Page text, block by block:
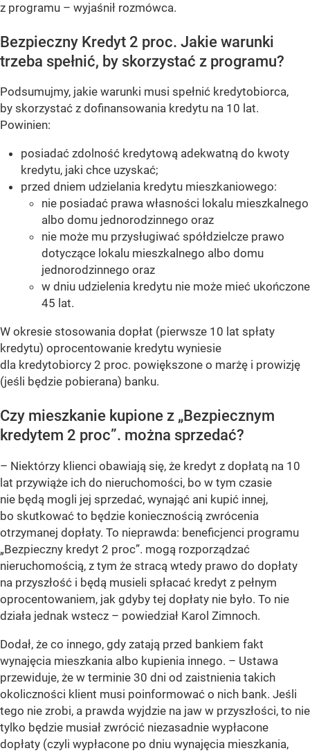
z programu – wyjaśnił rozmówca.
Bezpieczny Kredyt 2 proc. Jakie warunki
trzeba spełnić, by skorzystać z programu?
Podsumujmy, jakie warunki musi spełnić kredytobiorca,
by skorzystać z dofinansowania kredytu na 10 lat.
Powinien:
posiadać zdolność kredytową adekwatną do kwoty
kredytu, jaki chce uzyskać;
przed dniem udzielania kredytu mieszkaniowego:
nie posiadać prawa własności lokalu mieszkalnego
albo domu jednorodzinnego oraz
nie może mu przysługiwać spółdzielcze prawo
dotyczące lokalu mieszkalnego albo domu
jednorodzinnego oraz
w dniu udzielenia kredytu nie może mieć ukończone
45 lat.
W okresie stosowania dopłat (pierwsze 10 lat spłaty
kredytu) oprocentowanie kredytu wyniesie
dla kredytobiorcy 2 proc. powiększone o marżę i prowizję
(jeśli będzie pobierana) banku.
Czy mieszkanie kupione z „Bezpiecznym
kredytem 2 proc”. można sprzedać?
– Niektórzy klienci obawiają się, że kredyt z dopłatą na 10
lat przywiąże ich do nieruchomości, bo w tym czasie
nie będą mogli jej sprzedać, wynająć ani kupić innej,
bo skutkować to będzie koniecznością zwrócenia
otrzymanej dopłaty. To nieprawda: beneficjenci programu
„Bezpieczny kredyt 2 proc”. mogą rozporządzać
nieruchomością, z tym że stracą wtedy prawo do dopłaty
na przyszłość i będą musieli spłacać kredyt z pełnym
oprocentowaniem, jak gdyby tej dopłaty nie było. To nie
działa jednak wstecz – powiedział Karol Zimnoch.
Dodał, że co innego, gdy zatają przed bankiem fakt
wynajęcia mieszkania albo kupienia innego. – Ustawa
przewiduje, że w terminie 30 dni od zaistnienia takich
okoliczności klient musi poinformować o nich bank. Jeśli
tego nie zrobi, a prawda wyjdzie na jaw w przyszłości, to nie
tylko będzie musiał zwrócić niezasadnie wypłacone
dopłaty (czyli wypłacone po dniu wynajęcia mieszkania,